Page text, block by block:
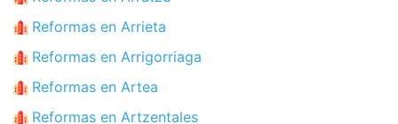
Reformas en Arrieta
Reformas en Arrigorriaga
Reformas en Artea
Reformas en Artzentales